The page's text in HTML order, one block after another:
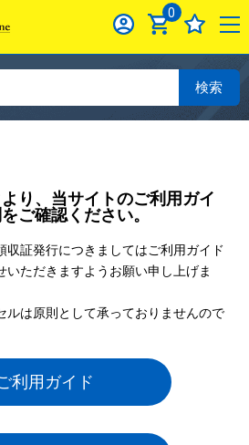
0
検索
り、当サイトのご利用ガイ
ご確認ください。
証発行につきましてはご利用ガイド
いただきますようお願い申し上げま
は原則として承っておりませんので
利用ガイド